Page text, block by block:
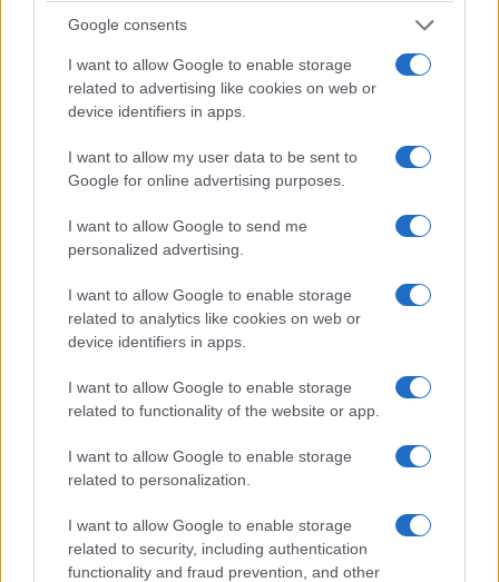
Google consents
I want to allow Google to enable storage
related to advertising like cookies on web or
device identifiers in apps.
I want to allow my user data to be sent to
Google for online advertising purposes.
I want to allow Google to send me
personalized advertising.
I want to allow Google to enable storage
related to analytics like cookies on web or
device identifiers in apps.
I want to allow Google to enable storage
related to functionality of the website or app.
I want to allow Google to enable storage
related to personalization.
I want to allow Google to enable storage
related to security, including authentication
functionality and fraud prevention, and other
F
a
ce
b
o
o
k
T
w
it
te
r
Pi
n
te
re
st
W
h
at
s
A
p
p
S
h
re
Articolo precedente
Prossimo articolo
Tre milioni di euro dalla Provincia Gallura per
nuove aule nelle scuole di Olbia
Incidente sulla provinciale 125, paura tra Olbia e
Arzachena